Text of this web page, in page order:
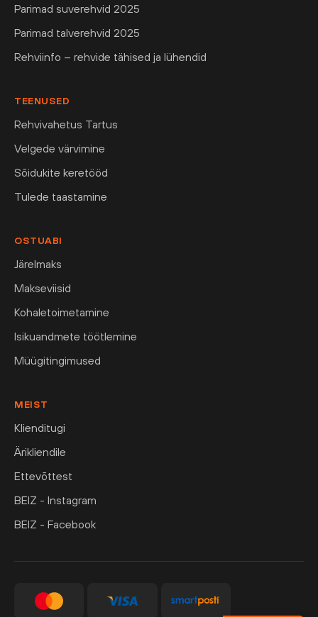
Parimad suverehvid 2025
Parimad talverehvid 2025
Rehviinfo – rehvide tähised ja lühendid
TEENUSED
Rehvivahetus Tartus
Velgede värvimine
Sõidukite keretööd
Tulede taastamine
OSTUABI
Järelmaks
Makseviisid
Kohaletoimetamine
Isikuandmete töötlemine
Müügitingimused
MEIST
Klienditugi
Ärikliendile
Ettevõttest
BEIZ - Instagram
BEIZ - Facebook